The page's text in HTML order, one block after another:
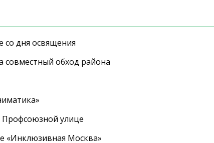
со дня освящения
обход района
улице
«Инклюзивная Москва»